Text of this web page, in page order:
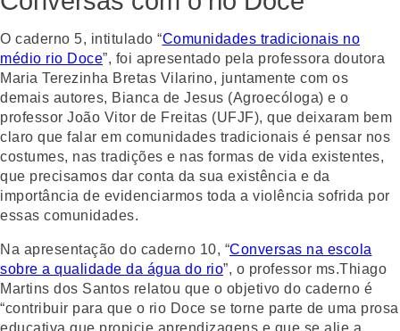
O caderno 5, intitulado “Comunidades tradicionais no
médio rio Doce”, foi apresentado pela professora doutora
Maria Terezinha Bretas Vilarino, juntamente com os
demais autores, Bianca de Jesus (Agroecóloga) e o
professor João Vitor de Freitas (UFJF), que deixaram bem
claro que falar em comunidades tradicionais é pensar nos
costumes, nas tradições e nas formas de vida existentes,
que precisamos dar conta da sua existência e da
importância de evidenciarmos toda a violência sofrida por
essas comunidades.
Na apresentação do caderno 10, “Conversas na escola
sobre a qualidade da água do rio”, o professor ms.Thiago
Martins dos Santos relatou que o objetivo do caderno é
“contribuir para que o rio Doce se torne parte de uma prosa
educativa que propicie aprendizagens e que se alie a